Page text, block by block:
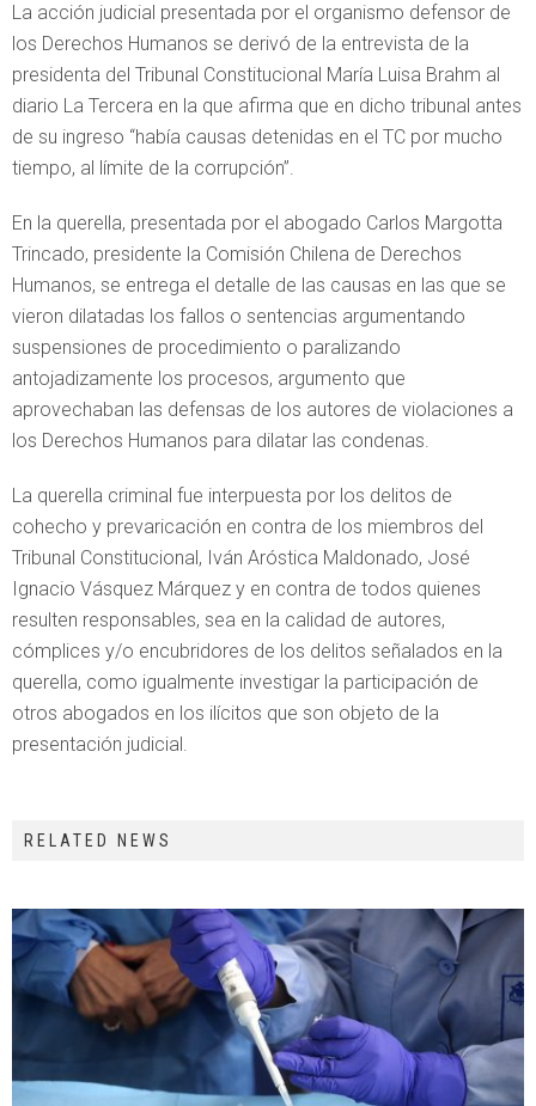
La acción judicial presentada por el organismo defensor de
los Derechos Humanos se derivó de la entrevista de la
presidenta del Tribunal Constitucional María Luisa Brahm al
diario La Tercera en la que afirma que en dicho tribunal antes
de su ingreso “había causas detenidas en el TC por mucho
tiempo, al límite de la corrupción”.
En la querella, presentada por el abogado Carlos Margotta
Trincado, presidente la Comisión Chilena de Derechos
Humanos, se entrega el detalle de las causas en las que se
vieron dilatadas los fallos o sentencias argumentando
suspensiones de procedimiento o paralizando
antojadizamente los procesos, argumento que
aprovechaban las defensas de los autores de violaciones a
los Derechos Humanos para dilatar las condenas.
La querella criminal fue interpuesta por los delitos de
cohecho y prevaricación en contra de los miembros del
Tribunal Constitucional, Iván Aróstica Maldonado, José
Ignacio Vásquez Márquez y en contra de todos quienes
resulten responsables, sea en la calidad de autores,
cómplices y/o encubridores de los delitos señalados en la
querella, como igualmente investigar la participación de
otros abogados en los ilícitos que son objeto de la
presentación judicial.
RELATED NEWS